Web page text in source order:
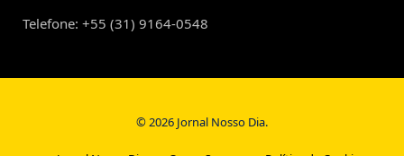
Telefone: +55 (31) 9164-0548
© 2026 Jornal Nosso Dia.